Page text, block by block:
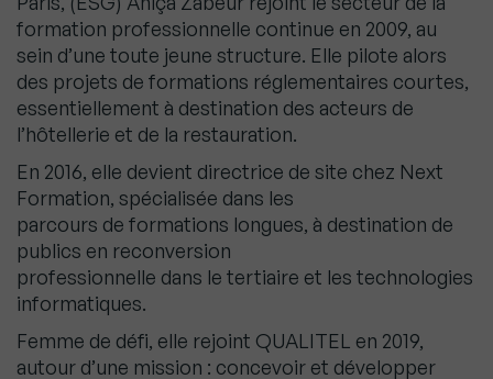
formation professionnelle continue en 2009, au
sein d’une toute jeune structure. Elle pilote alors
des projets de formations réglementaires courtes,
essentiellement à destination des acteurs de
l’hôtellerie et de la restauration.
En 2016, elle devient directrice de site chez Next
Formation, spécialisée dans les
parcours de formations longues, à destination de
publics en reconversion
professionnelle dans le tertiaire et les technologies
informatiques.
Femme de défi, elle rejoint QUALITEL en 2019,
autour d’une mission : concevoir et développer